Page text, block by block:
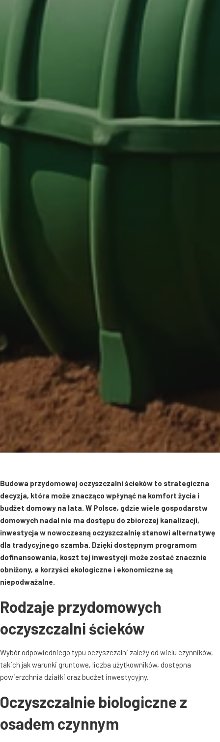
Budowa przydomowej oczyszczalni ścieków to strategiczna
decyzja, która może znacząco wpłynąć na komfort życia i
budżet domowy na lata. W Polsce, gdzie wiele gospodarstw
domowych nadal nie ma dostępu do zbiorczej kanalizacji,
inwestycja w nowoczesną oczyszczalnię stanowi alternatywę
dla tradycyjnego szamba. Dzięki dostępnym programom
dofinansowania, koszt tej inwestycji może zostać znacznie
obniżony, a korzyści ekologiczne i ekonomiczne są
niepodważalne.
Rodzaje przydomowych
oczyszczalni ścieków
Wybór odpowiedniego typu oczyszczalni zależy od wielu czynników,
takich jak warunki gruntowe, liczba użytkowników, dostępna
powierzchnia działki oraz budżet inwestycyjny.
Oczyszczalnie biologiczne z
osadem czynnym